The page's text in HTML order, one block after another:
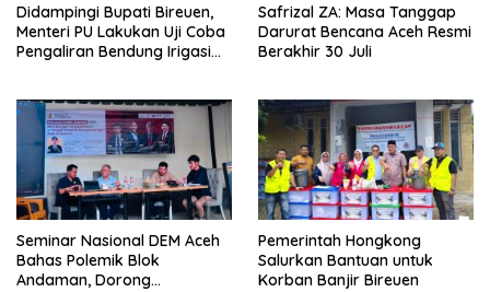
Didampingi Bupati Bireuen,
Menteri PU Lakukan Uji Coba
Pengaliran Bendung Irigasi
Safrizal ZA: Masa Tanggap
Darurat Bencana Aceh Resmi
Berakhir 30 Juli
Seminar Nasional DEM Aceh
Bahas Polemik Blok
Andaman, Dorong
Pemerintah Hongkong
Salurkan Bantuan untuk
Korban Banjir Bireuen